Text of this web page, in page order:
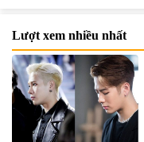
Lượt xem nhiều nhất